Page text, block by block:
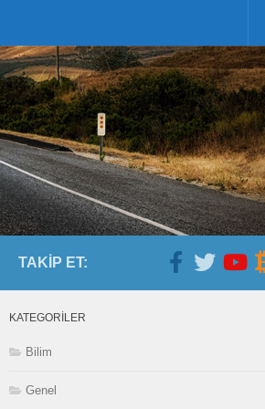
TAKIP ET:
KATEGORILER
Bilim
Genel